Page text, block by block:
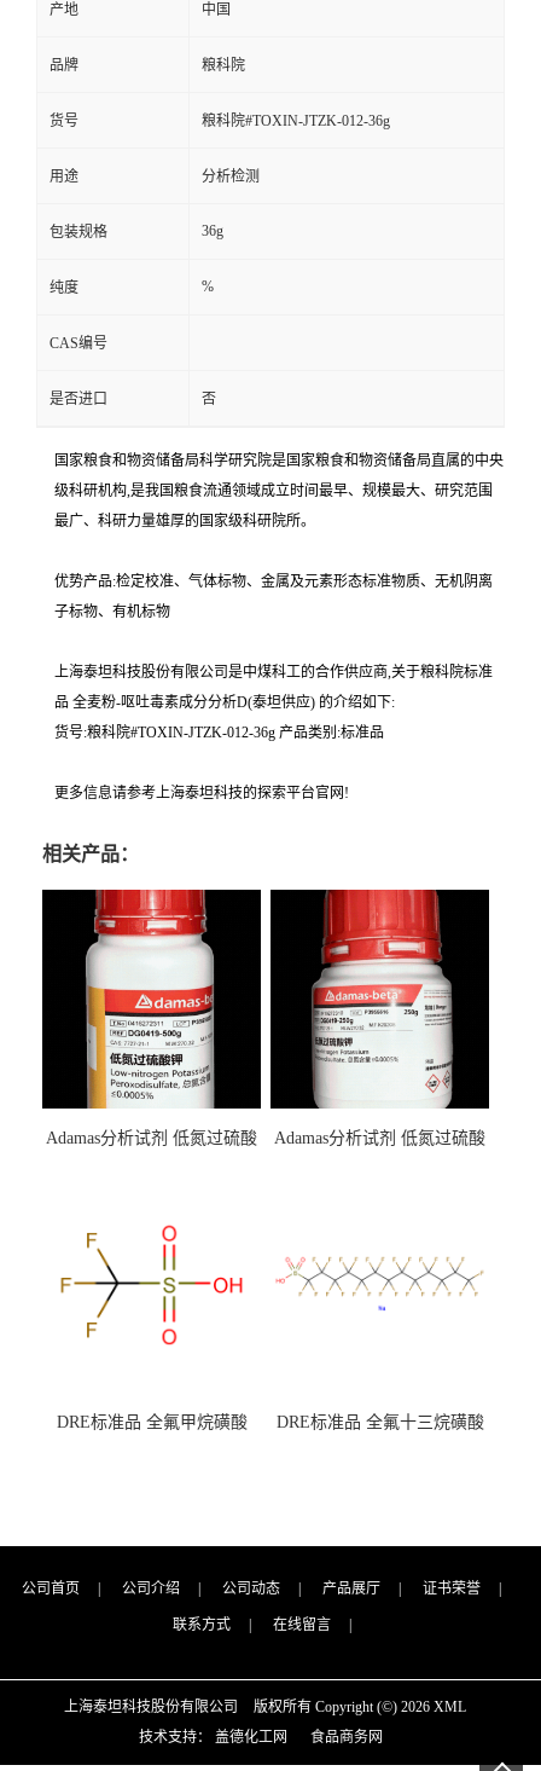
产地 中国
品牌 粮科院
货号 粮科院#TOXIN-JTZK-012-36g
用途 分析检测
包装规格 36g
纯度 %
CAS编号
是否进口 否
国家粮食和物资储备局科学研究院是国家粮食和物资储备局直属的中央
级科研机构,是我国粮食流通领域成立时间最早、规模最大、研究范围
最广、科研力量雄厚的国家级科研院所。
优势产品:检定校准、气体标物、金属及元素形态标准物质、无机阴离
子标物、有机标物
上海泰坦科技股份有限公司是中煤科工的合作供应商,关于粮科院标准
品 全麦粉‐呕吐毒素成分分析D(泰坦供应) 的介绍如下:
货号:粮科院#TOXIN-JTZK-012-36g 产品类别:标准品
更多信息请参考上海泰坦科技的探索平台官网!
相关产品：
Adamas分析试剂 低氮过硫酸
（泰坦现货供应）
Adamas分析试剂 低氮过硫酸
DRE标准品 全氟甲烷磺酸
DRE标准品 全氟十三烷磺酸
公司首页 公司介绍 公司动态 产品展厅 证书荣誉
联系方式 在线留言
上海泰坦科技股份有限公司 版权所有 Copyright (©) 2026 XML
技术支持： 盖德化工网 食品商务网